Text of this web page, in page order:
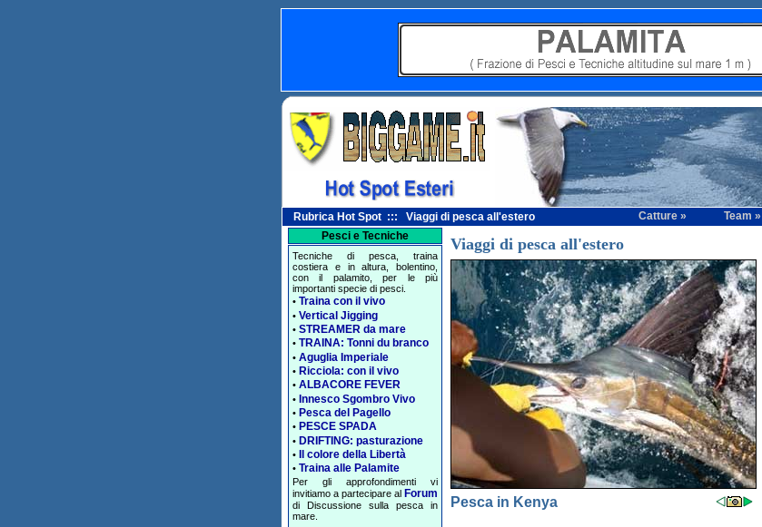
Rubrica Hot Spot ::: Viaggi di pesca all'estero Catture » Team »
Pesci e Tecniche
Tecniche di pesca, traina
costiera e in altura, bolentino,
con il palamito, per le più
importanti specie di pesci.
• Traina con il vivo
• Vertical Jigging
• STREAMER da mare
• TRAINA: Tonni du branco
• Aguglia Imperiale
• Ricciola: con il vivo
• ALBACORE FEVER
• Innesco Sgombro Vivo
• Pesca del Pagello
• PESCE SPADA
• DRIFTING: pasturazione
• Il colore della Libertà
• Traina alle Palamite
Per gli approfondimenti vi
invitiamo a partecipare al Forum
di Discussione sulla pesca in
mare.
Viaggi di pesca all'estero
Pesca in Kenya